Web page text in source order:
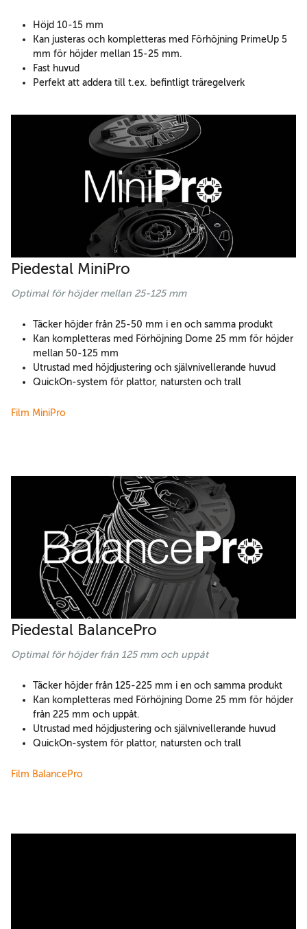
Höjd 10-15 mm
Kan justeras och kompletteras med Förhöjning PrimeUp 5
mm för höjder mellan 15-25 mm.
Fast huvud
Perfekt att addera till t.ex. befintligt träregelverk
Piedestal MiniPro
Optimal för höjder mellan 25-125 mm
Täcker höjder från 25-50 mm i en och samma produkt
Kan kompletteras med Förhöjning Dome 25 mm för höjder
mellan 50-125 mm
Utrustad med höjdjustering och självnivellerande huvud
QuickOn-system för plattor, natursten och trall
Film MiniPro
Piedestal BalancePro
Optimal för höjder från 125 mm och uppåt
Täcker höjder från 125-225 mm i en och samma produkt
Kan kompletteras med Förhöjning Dome 25 mm för höjder
från 225 mm och uppåt.
Utrustad med höjdjustering och självnivellerande huvud
QuickOn-system för plattor, natursten och trall
Film BalancePro